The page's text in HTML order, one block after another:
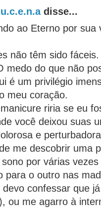
disse...
ao Eterno por sua
não têm sido
medo do que não
é um privilégio
meu coração.
riria se eu
você deixou suas
e
me descobrir uma
por várias
para o outro nas
confessar que
ou me agarro à